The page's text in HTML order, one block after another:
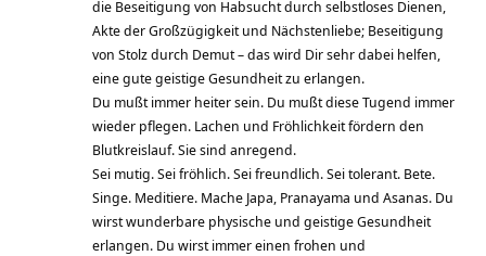
die Beseitigung von Habsucht durch selbstloses Dienen,
Akte der Großzügigkeit und Nächstenliebe; Beseitigung
von Stolz durch Demut – das wird Dir sehr dabei helfen,
eine gute geistige Gesundheit zu erlangen.
Du mußt immer heiter sein. Du mußt diese Tugend immer
wieder pflegen. Lachen und Fröhlichkeit fördern den
Blutkreislauf. Sie sind anregend.
Sei mutig. Sei fröhlich. Sei freundlich. Sei tolerant. Bete.
Singe. Meditiere. Mache Japa, Pranayama und Asanas. Du
wirst wunderbare physische und geistige Gesundheit
erlangen. Du wirst immer einen frohen und